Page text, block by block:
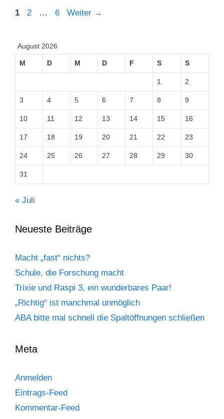
Seite
1 Seite
2 … Seite
6 Weiter →
August 2026
M D M D F S S
1 2
3 4 5 6 7 8 9
10 11 12 13 14 15 16
17 18 19 20 21 22 23
24 25 26 27 28 29 30
31
« Juli
Neueste Beiträge
Macht „fast“ nichts?
Schule, die Forschung macht
Trixie und Raspi 3, ein wunderbares Paar!
„Richtig“ ist manchmal unmöglich
ABA bitte mal schnell die Spaltöffnungen schließen
Meta
Anmelden
Eintrags-Feed
Kommentar-Feed